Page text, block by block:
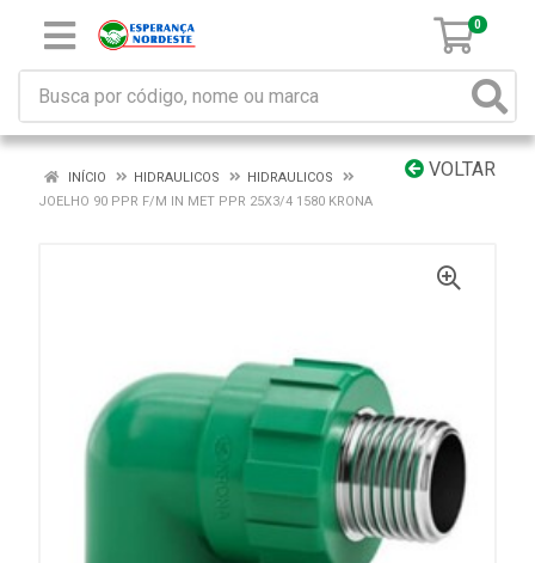
0
VOLTAR
INÍCIO HIDRAULICOS
HIDRAULICOS
JOELHO 90 PPR F/M IN MET PPR 25X3/4 1580 KRONA